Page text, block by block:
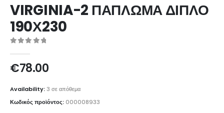
VIRGINIA-2 ΠΑΠΛΩΜΑ ΔΙΠΛΟ
190Χ230
€78.00
Availability:3 σε απόθεμα
Κωδικός προϊόντος: 000008933